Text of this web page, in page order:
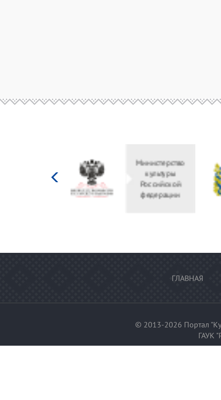
Министерство
культуры
Российской
федерации
ГЛАВНАЯ
© 2013-2026 Портал
ГАУК